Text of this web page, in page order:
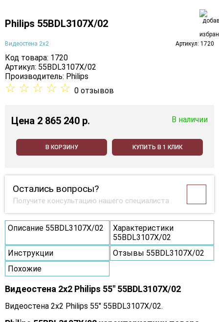
Philips 55BDL3107X/02
Видеостена 2x2 Артикул: 1720
Код товара: 1720
Артикул: 55BDL3107X/02
Производитель: Philips
☆ ☆ ☆ ☆ ☆ 0 отзывов
Цена 2 865 240 p. В наличии
В КОРЗИНУ КУПИТЬ В 1 КЛИК
Остались вопросы?
Получите консультацию нашего специалиста
Описание 55BDL3107X/02
Характеристики
55BDL3107X/02
Инструкции
Отзывы 55BDL3107X/02
Похожие
Видеостена 2x2 Philips 55" 55BDL3107X/02
Видеостена 2x2 Philips 55" 55BDL3107X/02.